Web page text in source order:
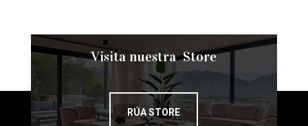
Visita nuestra Store
RÚA STORE